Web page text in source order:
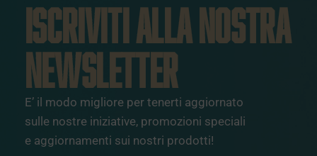
ISCRIVITI ALLA NOSTRA
NEWSLETTER
E’ il modo migliore per tenerti aggiornato
sulle nostre iniziative, promozioni speciali
e aggiornamenti sui nostri prodotti!